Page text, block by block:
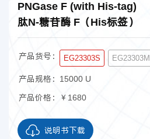
PNGase F (with His-tag)
肽N-糖苷酶 F（His标签）
产品货号： EG23303S EG23303M
产品规格： 15000 U
产品价格：
￥1680
说明书下载